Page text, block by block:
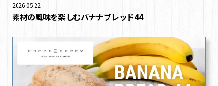
2026.05.22
素材の風味を楽しむバナナブレッド44